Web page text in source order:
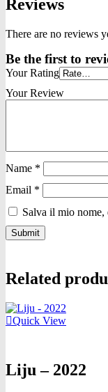
Reviews
There are no reviews
Be the first to
Your Rating
Your Review
Name *
Email *
Salva il mio nome,
Related
Quick View
Liju – 2022